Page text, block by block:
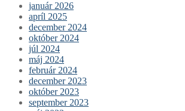
január 2026
apríl 2025
december 2024
október 2024
júl 2024
máj 2024
február 2024
december 2023
október 2023
september 2023